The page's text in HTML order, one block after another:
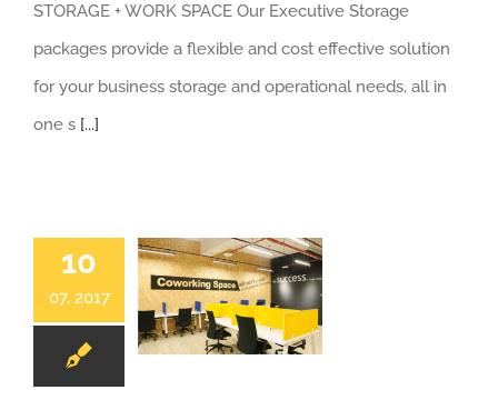
STORAGE + WORK SPACE Our Executive Storage
packages provide a flexible and cost effective solution
for your business storage and operational needs, all in
one s [...]
10
07, 2017